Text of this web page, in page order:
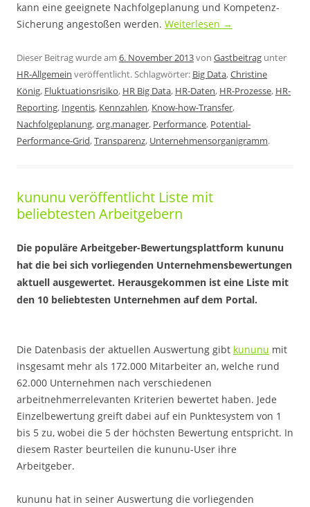
kann eine geeignete Nachfolgeplanung und Kompetenz-
Sicherung angestoßen werden. Weiterlesen →
Dieser Beitrag wurde am 6. November 2013von Gastbeitrag unter
HR-Allgemein veröffentlicht. Schlagwörter: Big Data,Christine
König, Fluktuationsrisiko, HR Big Data, HR-Daten, HR-Prozesse, HR-
Reporting, Ingentis, Kennzahlen, Know-how-Transfer,
Nachfolgeplanung,org.manager, Performance, Potential-
Performance-Grid,Transparenz, Unternehmensorganigramm.
kununu veröffentlicht Liste mit
beliebtesten Arbeitgebern
Die populäre Arbeitgeber-Bewertungsplattform kununu
hat die bei sich vorliegenden Unternehmensbewertungen
aktuell ausgewertet. Herausgekommen ist eine Liste mit
den 10 beliebtesten Unternehmen auf dem Portal.
Die Datenbasis der aktuellen Auswertung gibt kununu mit
insgesamt mehr als 172.000 Mitarbeiter an, welche rund
62.000 Unternehmen nach verschiedenen
arbeitnehmerrelevanten Kriterien bewertet haben. Jede
Einzelbewertung greift dabei auf ein Punktesystem von 1
bis 5 zu, wobei die 5 der höchsten Bewertung entspricht. In
diesem Raster beurteilen die kununu-User ihre
Arbeitgeber.
kununu hat in seiner Auswertung die vorliegenden